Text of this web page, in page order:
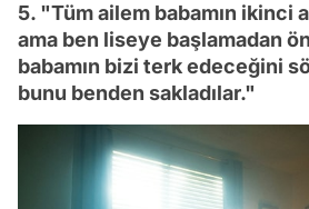
5. "Tüm ailem babamın ikinci
ama ben liseye başlamadan
babamın bizi terk edeceğini
bunu benden sakladılar."